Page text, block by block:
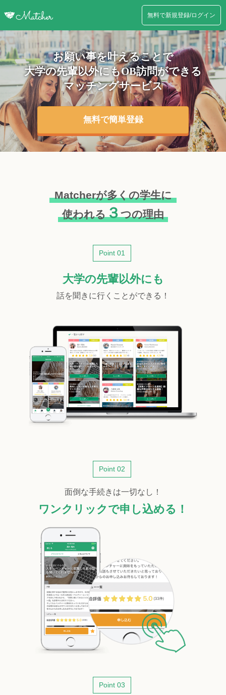
無料で新規登録/ログイン
お願い事を叶えることで
大学の先輩以外にもOB訪問ができる
マッチングサービス
無料で簡単登録
Matcherが多くの学生に
使われる３つの理由
Point 01
大学の先輩以外にも
話を聞きに行くことができる！
Point 02
面倒な手続きは一切なし！
ワンクリックで申し込める！
Point 03